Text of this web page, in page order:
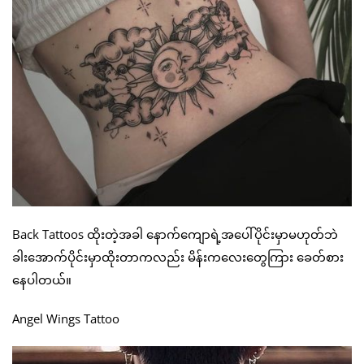
Back Tattoos ထိုးတဲ့အခါ နောက်ကျောရဲ့အပေါ်ပိုင်းမှာမဟုတ်ဘဲ
ခါးအောက်ပိုင်းမှာထိုးတာကလည်း မိန်းကလေးတွေကြား ခေတ်စား
နေပါတယ်။
Angel Wings Tattoo